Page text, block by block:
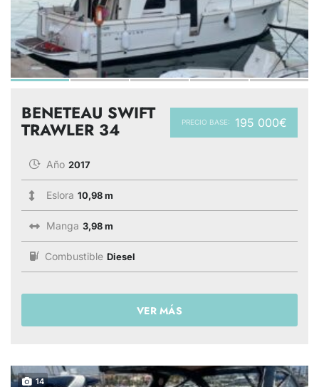
PRECIO BASE: 195 000€
BENETEAU SWIFT
TRAWLER 34
Año 2017
Eslora 10,98 m
Manga 3,98 m
Combustible Diesel
VER MÁS
14